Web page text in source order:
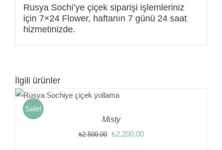
Rusya Sochi’ye çiçek siparişi işlemleriniz
için 7×24 Flower, haftanın 7 günü 24 saat
hizmetinizde.
İlgili ürünler
Sale!
Misty
₺2.500,00
Orijinal
₺2.200,00Şu